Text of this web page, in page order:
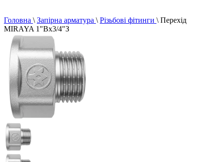
Головна \ Запірна арматура \ Різьбові фітинги \ Перехід
MIRAYA 1"Вx3/4"З